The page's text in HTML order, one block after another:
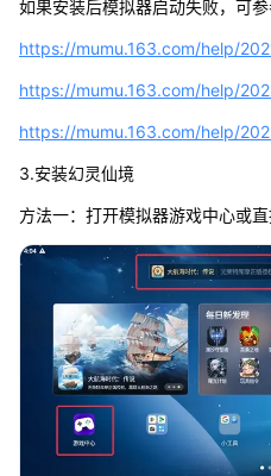
如果安装后模拟器启动失败，可
https://mumu.163.com/help/
https://mumu.163.com/help/
https://mumu.163.com/help/
3.安装幻灵仙境
方法一：打开模拟器游戏中心或